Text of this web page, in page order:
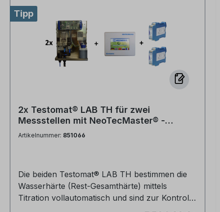
Tipp
2x Testomat® LAB TH für zwei
Messstellen mit NeoTecMaster® -
Mehrwertpaket
Artikelnummer: 851066
Die beiden Testomat® LAB TH bestimmen die
Wasserhärte (Rest-Gesamthärte) mittels
Titration vollautomatisch und sind zur Kontrolle
der Wasserqualität von Wasseraufbereitungs-,